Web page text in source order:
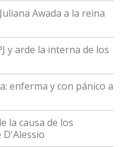
Awada a la reina
y arde la interna de los
enferma y con pánico a
la causa de los
D'Alessio